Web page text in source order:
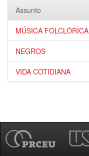
Assunto
MÚSICA FOLCLÓRICA
NEGROS
VIDA COTIDIANA